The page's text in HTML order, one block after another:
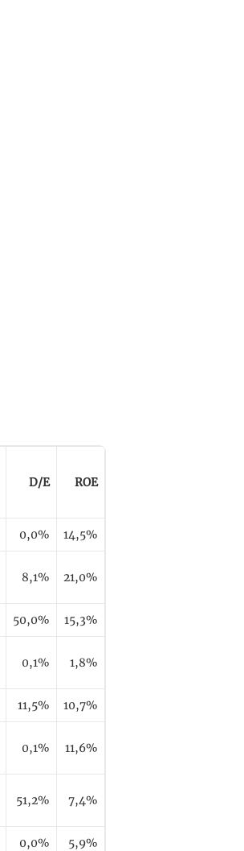
D/E ROE
0,0% 14,5%
8,1% 21,0%
50,0% 15,3%
0,1% 1,8%
11,5% 10,7%
0,1% 11,6%
51,2% 7,4%
0,0% 5,9%